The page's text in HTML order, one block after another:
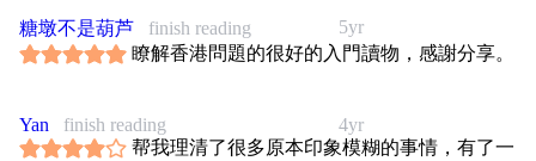
5yr
糖墩不是葫芦
finish reading
瞭解香港問題的很好的入門讀物，感謝分享。
4yr
Yan
finish reading
帮我理清了很多原本印象模糊的事情，有了一